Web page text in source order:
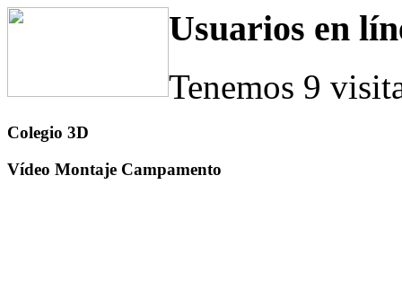
Usuarios en
Tenemos 9
Colegio 3D
Vídeo Montaje Campamento